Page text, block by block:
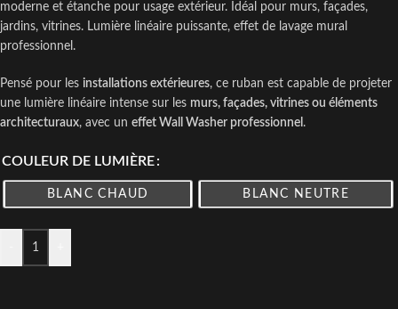
moderne et étanche pour usage extérieur. Idéal pour murs, façades,
jardins, vitrines. Lumière linéaire puissante, effet de lavage mural
professionnel.
Pensé pour les installations extérieures, ce ruban est capable de projeter
une lumière linéaire intense sur les murs, façades, vitrines ou éléments
architecturaux, avec un effet Wall Washer professionnel .
COULEUR DE LUMIÈRE
BLANC CHAUD BLANC NEUTRE